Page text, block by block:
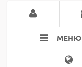
МЕНЮ